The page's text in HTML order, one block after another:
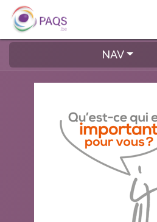
OVERSLAAN NAAR INHOUD
NAV